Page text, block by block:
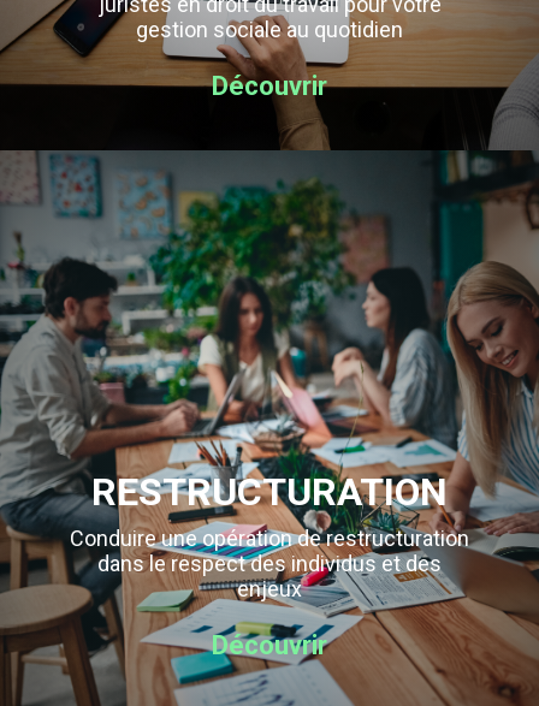
gestion sociale au quotidien
Découvrir
RESTRUCTURATION
Conduire une opération de restructuration
dans le respect des individus et des
enjeux
Découvrir